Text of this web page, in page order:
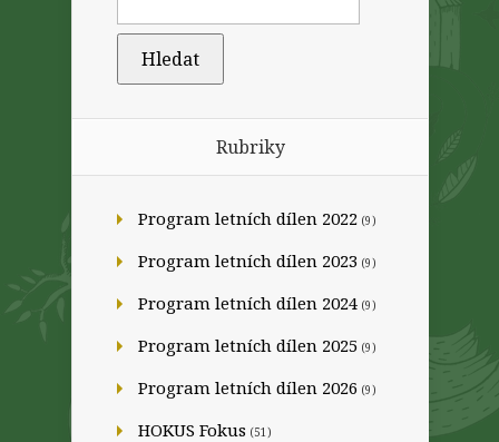
Rubriky
Program letních dílen 2022 (9)
Program letních dílen 2023 (9)
Program letních dílen 2024 (9)
Program letních dílen 2025 (9)
Program letních dílen 2026 (9)
HOKUS Fokus (51)